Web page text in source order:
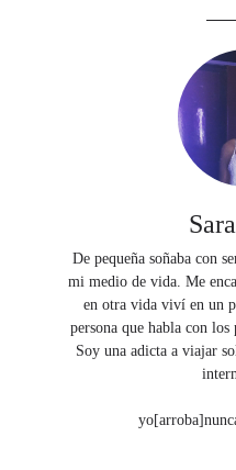
De pequeña soñaba con
mi medio de vida. Me
en otra vida viví en un
persona que habla con
Soy una adicta a viajar